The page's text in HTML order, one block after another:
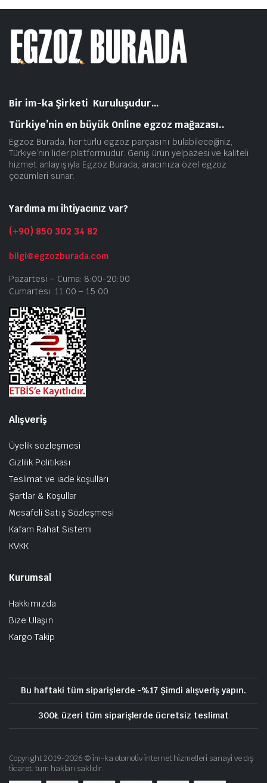
Bir im-ka Şirketi Kuruluşudur…
Türkiye’nin en büyük Online egzoz mağazası..
Egzoz Burada, her türlü egzoz parçasını bulabileceğiniz,
Türkiye’nin lider platformudur. Geniş ürün yelpazesi ve kaliteli
hizmet anlayışıyla Egzoz Burada, aracınıza özel egzoz
çözümleri sunar.
Yardıma mı ihtiyacınız var?
(+90) 850 302 34 82
bilgi@egzozburada.com
Pazartesi – Cuma: 8:00-20:00
Cumartesi: 11:00 – 15:00
Alışveriş
Üyelik sözleşmesi
Gizlilik Politikası
Teslimat ve iade koşulları
Şartlar & Koşullar
Mesafeli Satış Sözleşmesi
Kafam Rahat Sistemi
KVKK
Kurumsal
Hakkımızda
Bize Ulaşın
Kargo Takip
Bu haftaki tüm siparişlerde -%17 Şimdi alışveriş yapın.
300₺ üzeri tüm siparişlerde ücretsiz teslimat
Copyright 2019-2026 © i̇m-ka otomoti̇v i̇nternet hi̇zmetleri̇ sanayi̇ ve dış
ti̇caret. tüm hakları saklıdır.